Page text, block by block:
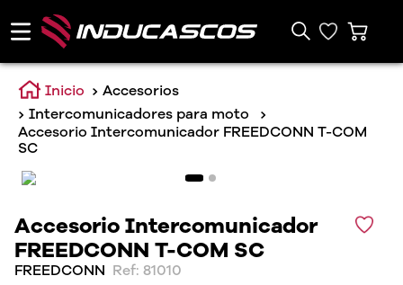
Accesorios
Intercomunicadores para moto
Accesorio Intercomunicador FREEDCONN T-COM
SC
Accesorio Intercomunicador
FREEDCONN T-COM SC
FREEDCONN : 81010